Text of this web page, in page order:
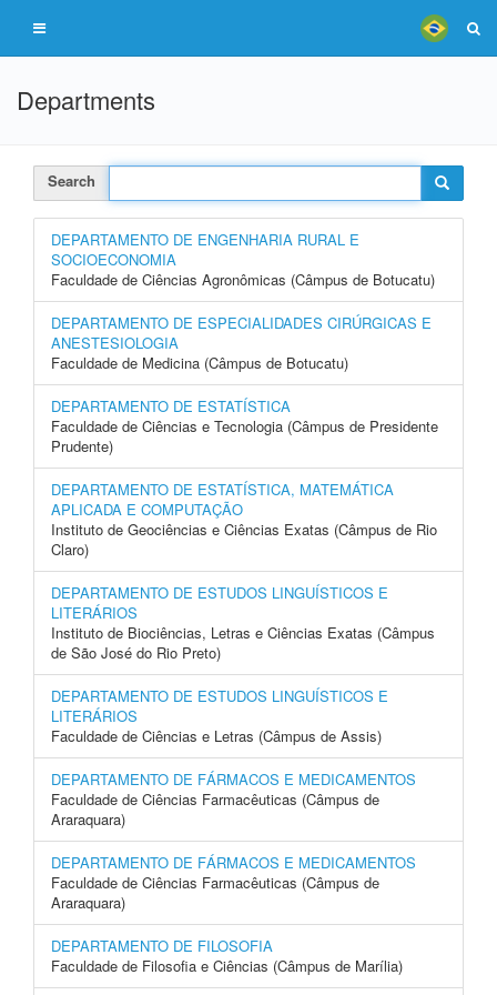
Departments
Search
DEPARTAMENTO DE ENGENHARIA RURAL E
SOCIOECONOMIA
Faculdade de Ciências Agronômicas (Câmpus de Botucatu)
DEPARTAMENTO DE ESPECIALIDADES CIRÚRGICAS E
ANESTESIOLOGIA
Faculdade de Medicina (Câmpus de Botucatu)
DEPARTAMENTO DE ESTATÍSTICA
Faculdade de Ciências e Tecnologia (Câmpus de Presidente
Prudente)
DEPARTAMENTO DE ESTATÍSTICA, MATEMÁTICA
APLICADA E COMPUTAÇÃO
Instituto de Geociências e Ciências Exatas (Câmpus de Rio
Claro)
DEPARTAMENTO DE ESTUDOS LINGUÍSTICOS E
LITERÁRIOS
Instituto de Biociências, Letras e Ciências Exatas (Câmpus
de São José do Rio Preto)
DEPARTAMENTO DE ESTUDOS LINGUÍSTICOS E
LITERÁRIOS
Faculdade de Ciências e Letras (Câmpus de Assis)
DEPARTAMENTO DE FÁRMACOS E MEDICAMENTOS
Faculdade de Ciências Farmacêuticas (Câmpus de
Araraquara)
DEPARTAMENTO DE FÁRMACOS E MEDICAMENTOS
Faculdade de Ciências Farmacêuticas (Câmpus de
Araraquara)
DEPARTAMENTO DE FILOSOFIA
Faculdade de Filosofia e Ciências (Câmpus de Marília)